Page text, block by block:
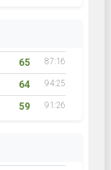
65 87:16
64 94:25
59 91:26